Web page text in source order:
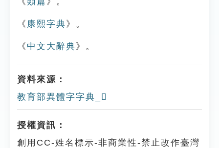
《 康熙字典 》。
《 中文大辭典 》。
資料來源：
教育部異體字字典_𧝕
授權資訊：
創用CC-姓名標示-非商業性-禁止改作臺灣